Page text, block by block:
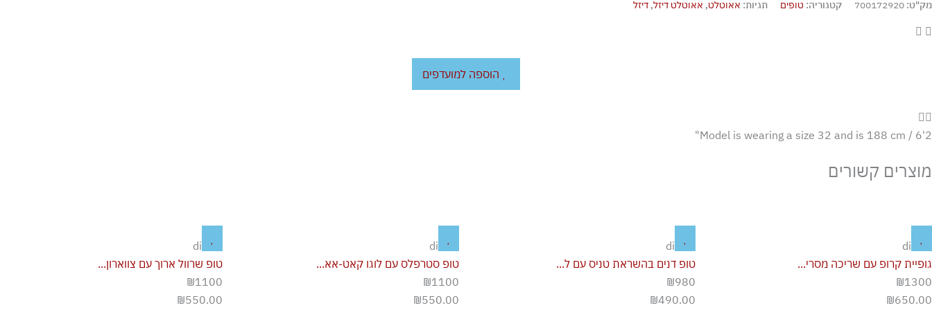
מק"ט: 700172920 קטגוריה: טופים תגיות: אאוטלט, אאוטלט דיזל, דיזל
הוספה למועדפים
Model is wearing a size 32 and is 188 cm / 6'2"
מוצרים קשורים
diesel
גופיית קרופ עם שריכה מסרי...
₪1300
₪650.00
diesel
טופ דנים בהשראת טניס עם ל...
₪980
₪490.00
diesel
טופ סטרפלס עם לוגו קאט-אא...
₪1100
₪550.00
diesel
טופ שרוול ארוך עם צווארון...
₪1100
₪550.00